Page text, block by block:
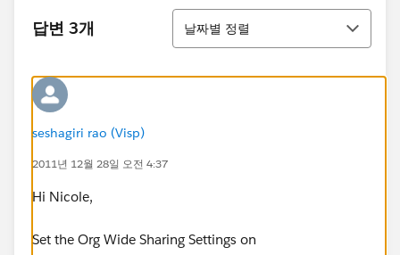
답변 3개
정렬
날짜별 정렬
seshagiri rao (Visp)
2011년 12월 28일 오전 4:37
Hi Nicole,
Set the Org Wide Sharing Settings on